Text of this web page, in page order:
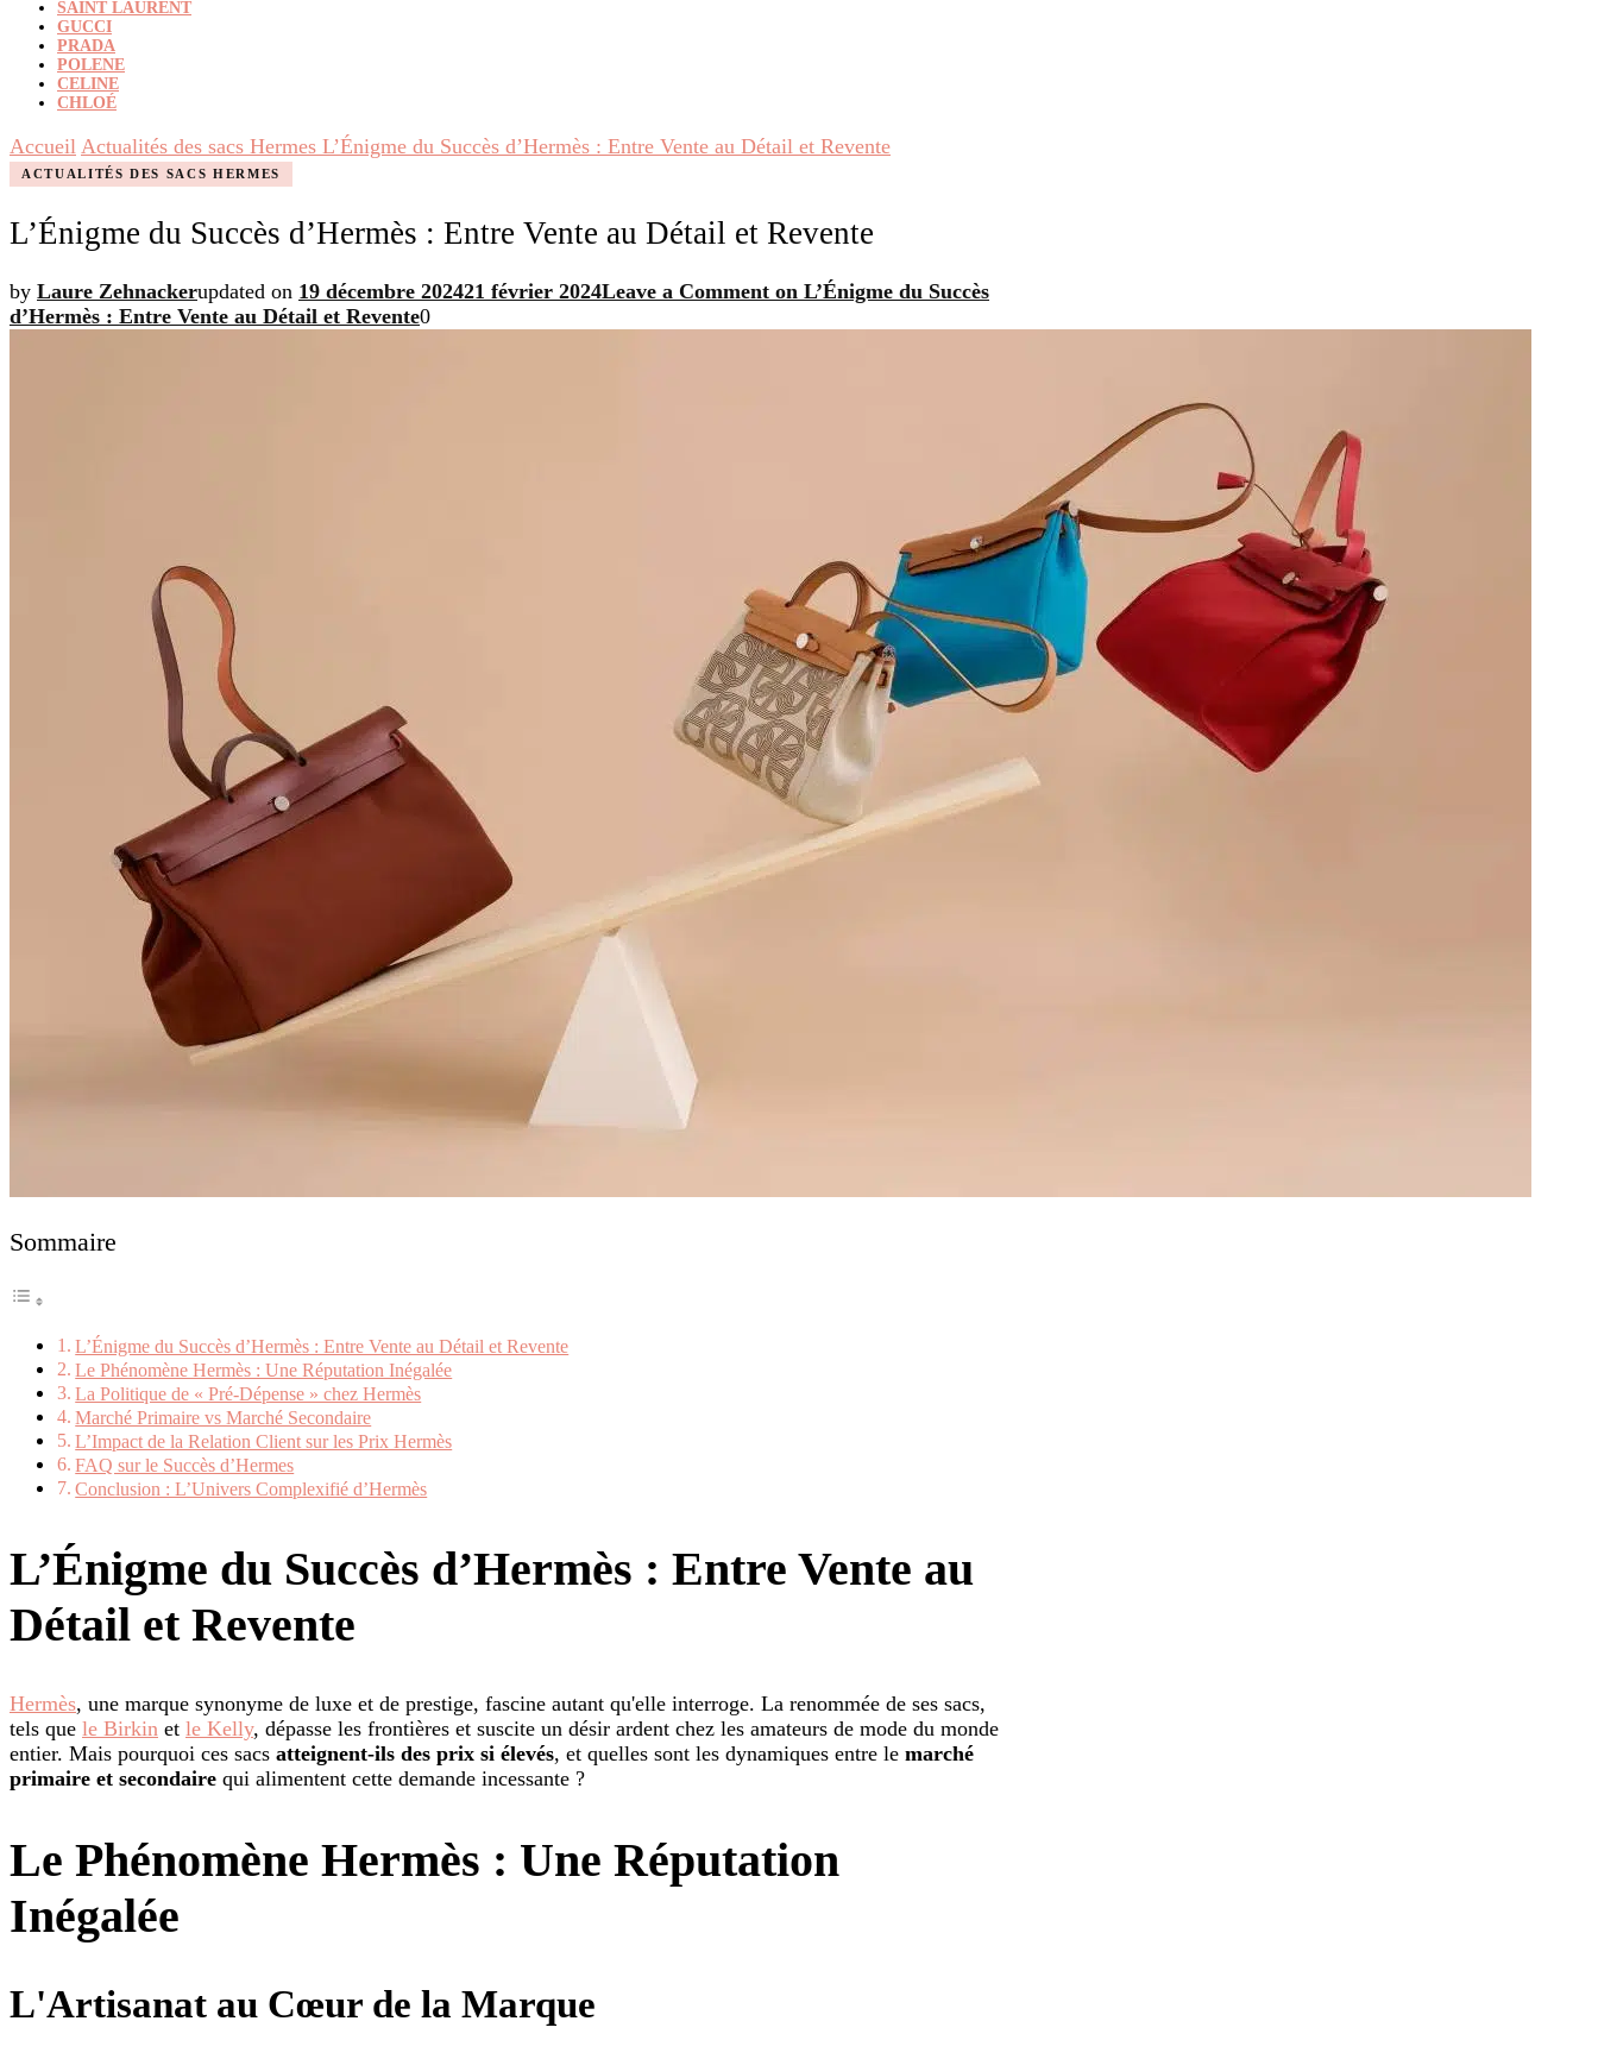
SAINT LAURENT
GUCCI
PRADA
POLENE
CELINE
CHLOÉ
Accueil Actualités des sacs Hermes L’Énigme du Succès d’Hermès : Entre Vente au Détail et Revente
ACTUALITÉS DES SACS HERMES
L’Énigme du Succès d’Hermès : Entre Vente au Détail et Revente
by Laure Zehnackerupdated on 19 décembre 202421 février 2024Leave a Comment on L’Énigme du Succès
d’Hermès : Entre Vente au Détail et Revente0
Sommaire
L’Énigme du Succès d’Hermès : Entre Vente au Détail et Revente
Le Phénomène Hermès : Une Réputation Inégalée
La Politique de « Pré-Dépense » chez Hermès
Marché Primaire vs Marché Secondaire
L’Impact de la Relation Client sur les Prix Hermès
FAQ sur le Succès d’Hermes
Conclusion : L’Univers Complexifié d’Hermès
L’Énigme du Succès d’Hermès : Entre Vente au
Détail et Revente
Hermès, une marque synonyme de luxe et de prestige, fascine autant qu'elle interroge. La renommée de ses sacs,
tels que le Birkin et le Kelly, dépasse les frontières et suscite un désir ardent chez les amateurs de mode du monde
entier. Mais pourquoi ces sacs atteignent-ils des prix si élevés, et quelles sont les dynamiques entre le marché
primaire et secondaire qui alimentent cette demande incessante ?
Le Phénomène Hermès : Une Réputation
Inégalée
L'Artisanat au Cœur de la Marque